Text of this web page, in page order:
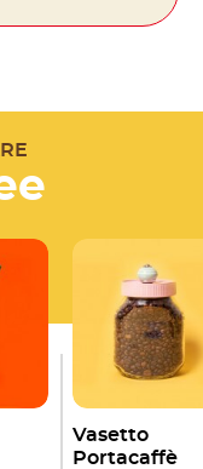
Vasetto
Portacaffè